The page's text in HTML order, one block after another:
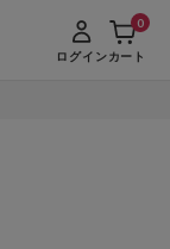
ログインカート
0